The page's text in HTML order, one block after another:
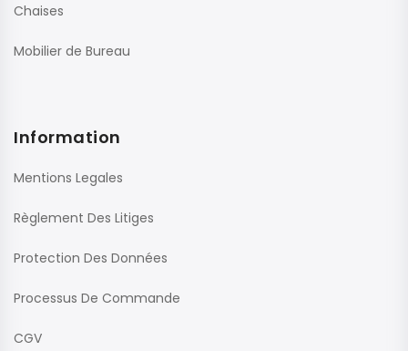
Chaises
Mobilier de Bureau
Information
Mentions Legales
Règlement Des Litiges
Protection Des Données
Processus De Commande
CGV